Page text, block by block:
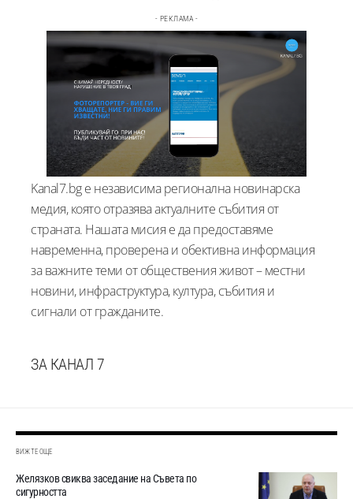
- РЕКЛАМА -
Kanal7.bg е независима регионална новинарска
медия, която отразява актуалните събития от
страната. Нашата мисия е да предоставяме
навременна, проверена и обективна информация
за важните теми от обществения живот – местни
новини, инфраструктура, култура, събития и
сигнали от гражданите.
ЗА КАНАЛ 7
ВИЖТЕ ОЩЕ
Желязков свиква заседание на Съвета по
сигурността